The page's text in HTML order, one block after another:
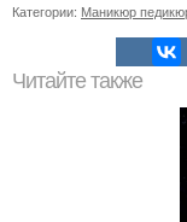
Категории: Маникюр
Читайте также